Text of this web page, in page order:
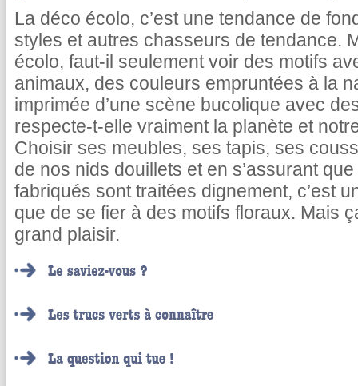
La déco écolo, c’est une tendance de
styles et autres chasseurs de tendance.
écolo, faut-il seulement voir des motifs
animaux, des couleurs empruntées à la
imprimée d’une scène bucolique avec
respecte-t-elle vraiment la planète et
Choisir ses meubles, ses tapis, ses
de nos nids douillets et en s’assurant
fabriqués sont traitées dignement, c’est
que de se fier à des motifs floraux. Mais
grand plaisir.